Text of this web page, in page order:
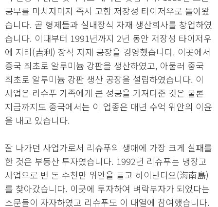
공부를 마치자마자 즉시 고향 저장성 타이저우로 돌아왔
습니다. 곧 형제들과 실내장식 자재 생산회사를 창업하였
습니다. 이때부터 1991년까지 2년 동안 저장성 타이저우
에 지리(吉利) 장식 자재 공장을 경영했습니다. 이곳에서
중국 최초로 알루미늄 강판을 생산하였고, 아울러 중국
최초로 알루미늄 강판 생산 공장을 설립하였습니다. 이
사업은 리슈푸 가족에게 큰 성공을 가져다준 것은 물론
지금까지도 중국에서는 이 업종은 매년 수억 위안의 이윤
을 내고 있습니다.
잘 나가던 사업가로서 리슈푸의 생애에 가장 크게 실패를
한 것은 부동산 투자였습니다. 1992년 리슈푸는 냉장고
사업으로 번 돈 수천만 위안을 들고 하이난다오(海南島)
를 찾아갔습니다. 이곳에 투자하여 벼락부자가 되었다는
소문들이 자자하였고 리슈푸도 이 대열에 참여했습니다.